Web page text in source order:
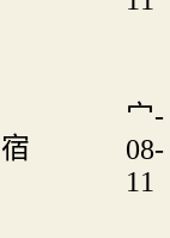
宿
宀-
08-
11